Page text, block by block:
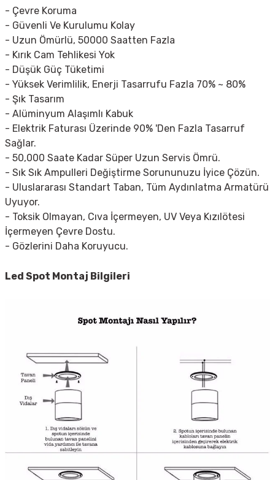
- Çevre Koruma
- Güvenli Ve Kurulumu Kolay
- Uzun Ömürlü, 50000 Saatten Fazla
- Kırık Cam Tehlikesi Yok
- Düşük Güç Tüketimi
- Yüksek Verimlilik, Enerji Tasarrufu Fazla 70% ~ 80%
- Şık Tasarım
- Alüminyum Alaşımlı Kabuk
- Elektrik Faturası Üzerinde 90% 'Den Fazla Tasarruf
Sağlar.
- 50,000 Saate Kadar Süper Uzun Servis Ömrü.
- Sık Sık Ampulleri Değiştirme Sorununuzu İyice Çözün.
- Uluslararası Standart Taban, Tüm Aydınlatma Armatürü
Uyuyor.
- Toksik Olmayan, Cıva İçermeyen, UV Veya Kızılötesi
İçermeyen Çevre Dostu.
- Gözlerini Daha Koruyucu.
Led Spot Montaj Bilgileri